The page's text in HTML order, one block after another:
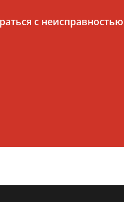
с неисправностью